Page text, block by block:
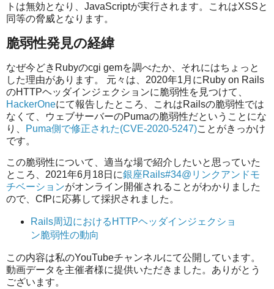
トは無効となり、JavaScriptが実行されます。これはXSSと
同等の脅威となります。
脆弱性発見の経緯
なぜ今どきRubyのcgi gemを調べたか、それにはちょっと
した理由があります。 元々は、2020年1月にRuby on Rails
のHTTPヘッダインジェクションに脆弱性を見つけて、
HackerOneにて報告したところ、これはRailsの脆弱性では
なくて、ウェブサーバーのPumaの脆弱性だということにな
り、
Puma側で修正された(CVE-2020-5247)ことがきっかけ
です。
この脆弱性について、適当な場で紹介したいと思っていた
ところ、2021年6月18日に銀座Rails#34@リンクアンドモ
チベーションがオンライン開催されることがわかりました
ので、CfPに応募して採択されました。
Rails周辺におけるHTTPヘッダインジェクショ
ン脆弱性の動向
この内容は私のYouTubeチャンネルにて公開しています。
動画データを主催者様に提供いただきました。ありがとう
ございます。